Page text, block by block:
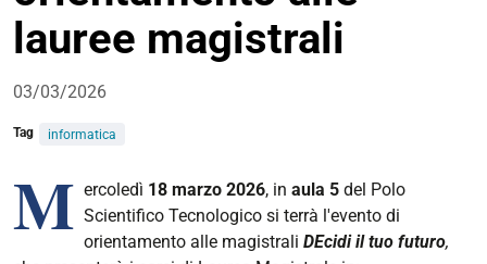
lauree magistrali
03/03/2026
Tag informatica
M ercoledì 18 marzo 2026, in aula 5 del Polo
Scientifico Tecnologico si terrà l'evento di
orientamento alle magistrali DEcidi il tuo futuro,